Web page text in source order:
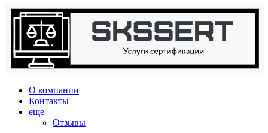
О компании
Контакты
еще
Отзывы